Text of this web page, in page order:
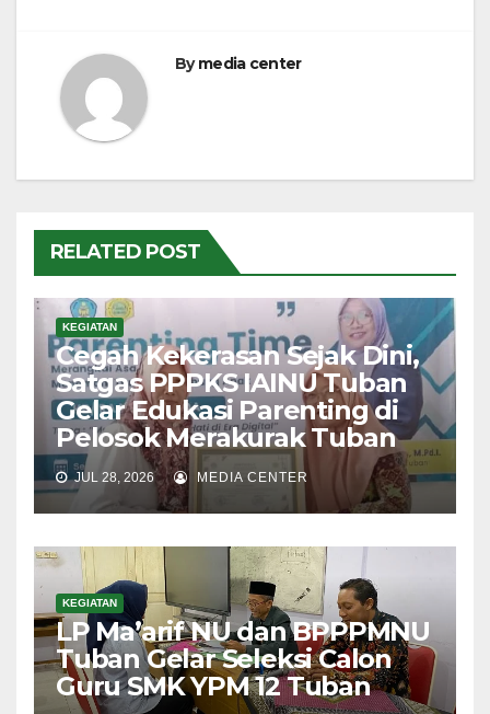
Bymedia center
RELATED POST
KEGIATAN
Cegah Kekerasan Sejak Dini,
Satgas PPPKS IAINU Tuban
Gelar Edukasi Parenting di
Pelosok Merakurak Tuban
JUL 28, 2026 MEDIA CENTER
KEGIATAN
LP Ma’arif NU dan BPPPMNU
Tuban Gelar Seleksi Calon
Guru SMK YPM 12 Tuban